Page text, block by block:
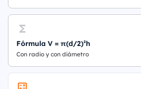
Fórmula V = π(d/2)²h
Con radio y con diámetro